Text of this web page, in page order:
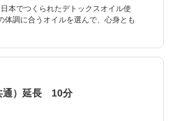
本でつくられたデトックスオイル使
体調に合うオイルを選んで、心身とも
通）延長 10分